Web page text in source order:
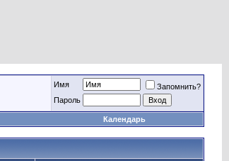
Имя
Запомнить?
Пароль
Календарь